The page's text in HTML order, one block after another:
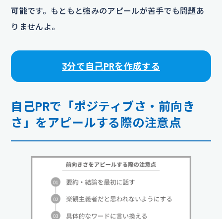
可能です。もともと強みのアピールが苦手でも問題あ
りませんよ。
3分で自己PRを作成する
自己PRで「ポジティブさ・前向き
さ」をアピールする際の注意点